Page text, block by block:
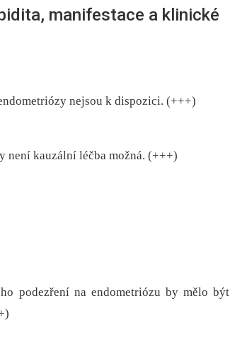
manifestace a klinické
nejsou k dispozici. (+++)
není kauzální léčba možná. (+++)
podezření na endometriózu by mělo být